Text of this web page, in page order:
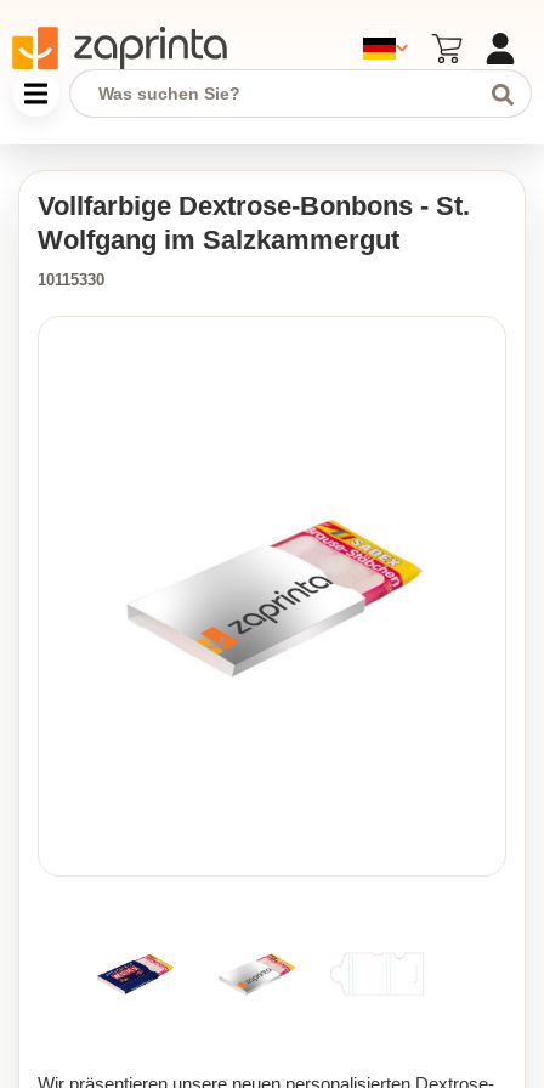
Vollfarbige Dextrose-Bonbons - St.
Wolfgang im Salzkammergut
10115330
Wir präsentieren unsere neuen personalisierten Dextrose-